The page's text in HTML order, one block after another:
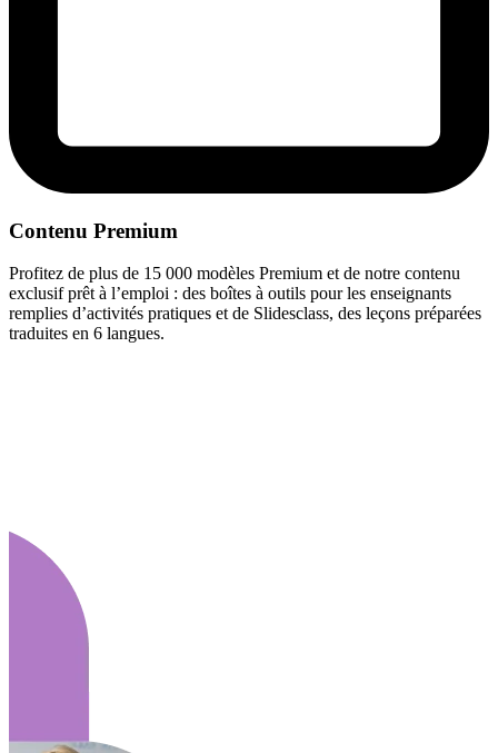
Contenu Premium
Profitez de plus de 15 000 modèles Premium et de notre contenu
exclusif prêt à l’emploi : des boîtes à outils pour les enseignants
remplies d’activités pratiques et de Slidesclass, des leçons préparées
traduites en 6 langues.